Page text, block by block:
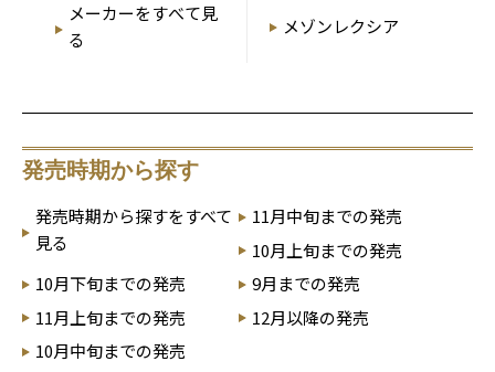
メーカーをすべて見
る
メゾンレクシア
発売時期から探す
発売時期から探すをすべて
見る
11月中旬までの発売
10月上旬までの発売
10月下旬までの発売
9月までの発売
11月上旬までの発売
12月以降の発売
10月中旬までの発売